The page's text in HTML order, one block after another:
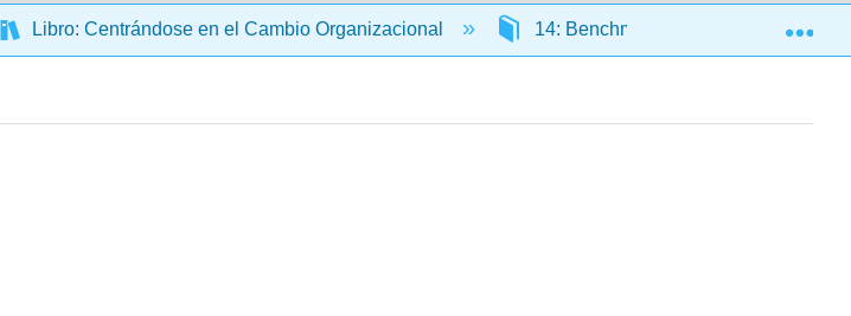
Libro: Centrándose en el Cambio Organizacional 14: Benchmarking de OCC